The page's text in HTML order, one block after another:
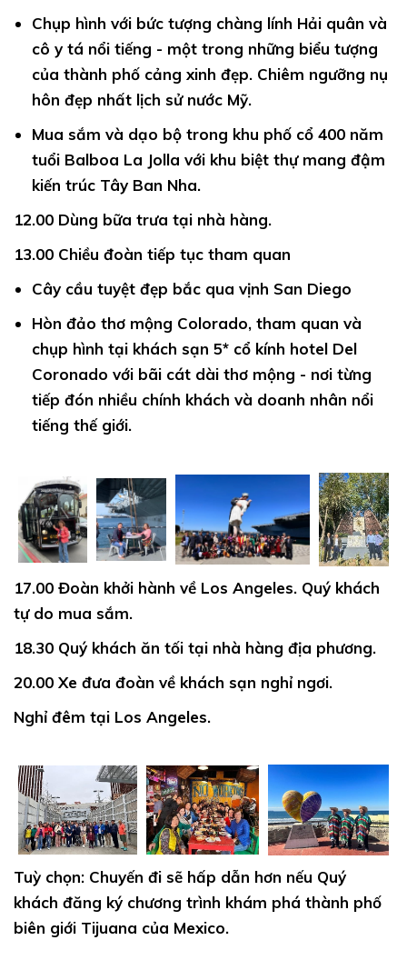
Chụp hình với bức tượng chàng lính Hải quân và
cô y tá nổi tiếng - một trong những biểu tượng
của thành phố cảng xinh đẹp. Chiêm ngưỡng nụ
hôn đẹp nhất lịch sử nước Mỹ.
Mua sắm và dạo bộ trong khu phố cổ 400 năm
tuổi Balboa La Jolla với khu biệt thự mang đậm
kiến trúc Tây Ban Nha.
12.00 Dùng bữa trưa tại nhà hàng.
13.00 Chiều đoàn tiếp tục tham quan
Cây cầu tuyệt đẹp bắc qua vịnh San Diego
Hòn đảo thơ mộng Colorado, tham quan và
chụp hình tại khách sạn 5* cổ kính hotel Del
Coronado với bãi cát dài thơ mộng - nơi từng
tiếp đón nhiều chính khách và doanh nhân nổi
tiếng thế giới.
17.00 Đoàn khởi hành về Los Angeles. Quý khách
tự do mua sắm.
18.30 Quý khách ăn tối tại nhà hàng địa phương.
20.00 Xe đưa đoàn về khách sạn nghỉ ngơi.
Nghỉ đêm tại Los Angeles.
Tuỳ chọn: Chuyến đi sẽ hấp dẫn hơn nếu Quý
khách đăng ký chương trình khám phá thành phố
biên giới Tijuana của Mexico.